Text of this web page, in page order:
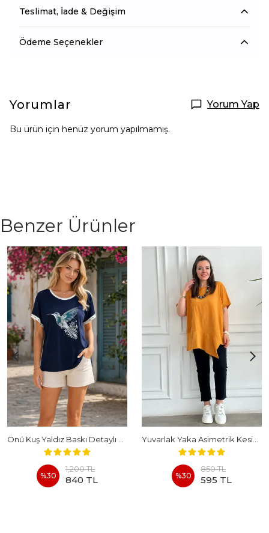
Teslimat, İade & Değişim
Ödeme Seçenekler
Yorumlar Yorum Yap
Bu ürün için henüz yorum yapılmamış.
Benzer Ürünler
%30
1,200 TL
840 TL %30
850 TL
595 TL